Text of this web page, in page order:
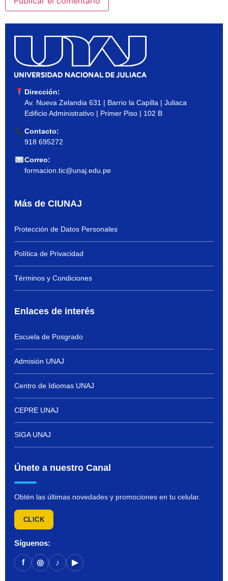
Dirección:
Av. Nueva Zelandia 631 | Barrio la Capilla | Juliaca
Edificio Administrativo | Primer Piso | 102 B
Contacto:
918 695272
Correo:
formacion.tic@unaj.edu.pe
Más de CIUNAJ
Protección de Datos Personales
Política de Privacidad
Términos y Condiciones
Enlaces de interés
Escuela de Posgrado
Admisión UNAJ
Centro de Idiomas UNAJ
CEPRE UNAJ
SIGA UNAJ
Únete a nuestro Canal
Obtén las últimas novedades y promociones en tu celular.
CLICK
Síguenos:
f ◎ ♪ ▶